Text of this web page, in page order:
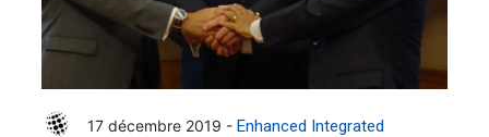
17 décembre 2019 - Enhanced Integrated